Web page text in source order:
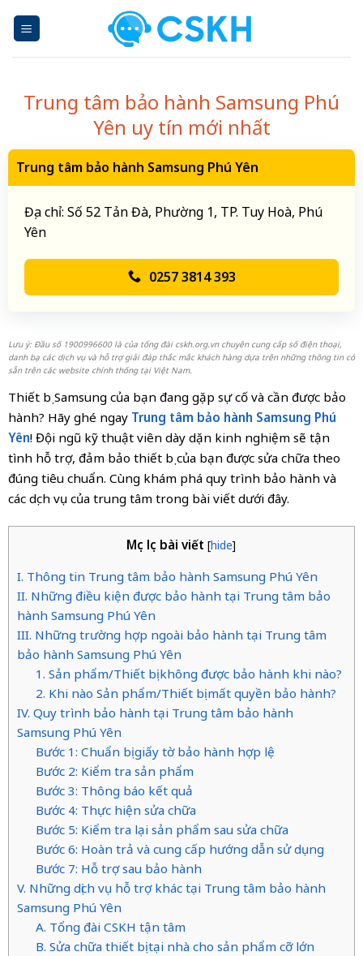
Trung tâm bảo hành Samsung Phú
Yên uy tín mới nhất
Trung tâm bảo hành Samsung Phú Yên
Địa chỉ: Số 52 Tản Đà, Phường 1, TP. Tuy Hoà, Phú
Yên
0257 3814 393
Lưu ý: Đầu số 1900996600 là của tổng đài cskh.org.vn chuyên cung cấp số điện thoại,
danh bạ các dịch vụ và hỗ trợ giải đáp thắc mắc khách hàng dựa trên những thông tin có
sẵn trên các website chính thống tại Việt Nam.
Thiết bị Samsung của bạn đang gặp sự cố và cần được bảo
hành? Hãy ghé ngay Trung tâm bảo hành Samsung Phú
Yên! Đội ngũ kỹ thuật viên dày dặn kinh nghiệm sẽ tận
tình hỗ trợ, đảm bảo thiết bị của bạn được sửa chữa theo
đúng tiêu chuẩn. Cùng khám phá quy trình bảo hành và
các dịch vụ của trung tâm trong bài viết dưới đây.
Mục lục bài viết [hide]
I. Thông tin Trung tâm bảo hành Samsung Phú Yên
II. Những điều kiện được bảo hành tại Trung tâm bảo
hành Samsung Phú Yên
III. Những trường hợp ngoài bảo hành tại Trung tâm
bảo hành Samsung Phú Yên
1. Sản phẩm/Thiết bị không được bảo hành khi nào?
2. Khi nào Sản phẩm/Thiết bị mất quyền bảo hành?
IV. Quy trình bảo hành tại Trung tâm bảo hành
Samsung Phú Yên
Bước 1: Chuẩn bị giấy tờ bảo hành hợp lệ
Bước 2: Kiểm tra sản phẩm
Bước 3: Thông báo kết quả
Bước 4: Thực hiện sửa chữa
Bước 5: Kiểm tra lại sản phẩm sau sửa chữa
Bước 6: Hoàn trả và cung cấp hướng dẫn sử dụng
Bước 7: Hỗ trợ sau bảo hành
V. Những dịch vụ hỗ trợ khác tại Trung tâm bảo hành
Samsung Phú Yên
A. Tổng đài CSKH tận tâm
B. Sửa chữa thiết bị tại nhà cho sản phẩm cỡ lớn